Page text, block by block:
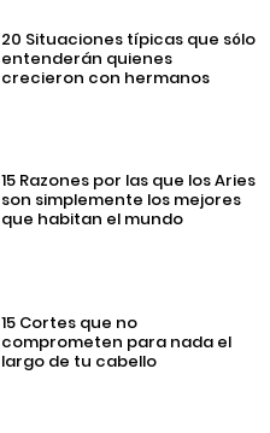
20 Situaciones típicas que sólo
entenderán quienes
crecieron con hermanos
15 Razones por las que los Aries
son simplemente los mejores
que habitan el mundo
15 Cortes que no
comprometen para nada el
largo de tu cabello